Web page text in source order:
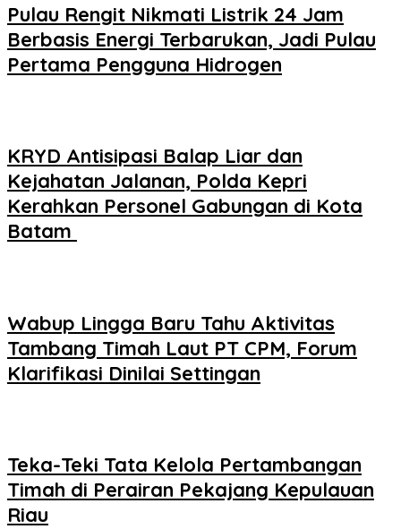
Pulau Rengit Nikmati Listrik 24 Jam
Berbasis Energi Terbarukan, Jadi Pulau
Pertama Pengguna Hidrogen
KRYD Antisipasi Balap Liar dan
Kejahatan Jalanan, Polda Kepri
Kerahkan Personel Gabungan di Kota
Batam ‎
Wabup Lingga Baru Tahu Aktivitas
Tambang Timah Laut PT CPM, Forum
Klarifikasi Dinilai Settingan
Teka-Teki Tata Kelola Pertambangan
Timah di Perairan Pekajang Kepulauan
Riau